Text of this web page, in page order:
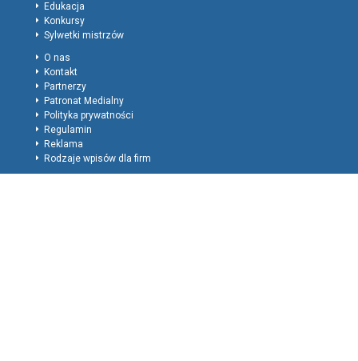
Edukacja
Konkursy
Sylwetki mistrzów
O nas
Kontakt
Partnerzy
Patronat Medialny
Polityka prywatności
Regulamin
Reklama
Rodzaje wpisów dla firm